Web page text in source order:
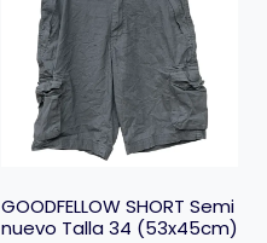
GOODFELLOW SHORT Semi
nuevo Talla 34 (53x45cm)